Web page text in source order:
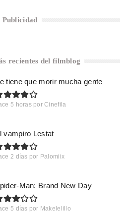
Publicidad
recientes del filmblog
tiene que morir mucha gente
5 horas por Cinefila
vampiro Lestat
2 días por Palomiix
Man: Brand New Day
5 días por Makelelillo